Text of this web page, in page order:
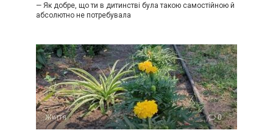
— Як добре, що ти в дитинстві була такою самостійною й
абсолютно не потребувала
Життя 0